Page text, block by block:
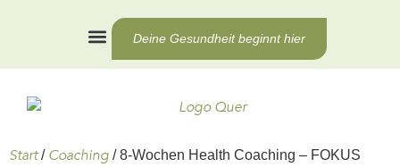
Deine Gesundheit beginnt hier
Start/ Coaching / 8-Wochen Health Coaching – FOKUS